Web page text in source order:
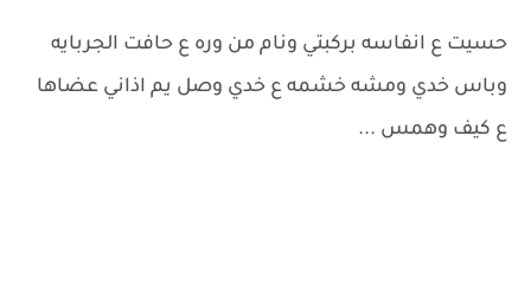
حسيت ع انفاسه بركبتي ونام من وره ع حافت الجربايه
وباس خدي ومشه خشمه ع خدي وصل يم اذاني عضاها
ع كيف وهمس ...